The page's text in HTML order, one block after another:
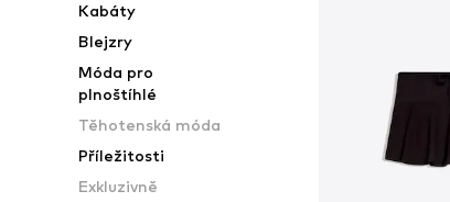
Kabáty
Blejzry
Móda pro
plnoštíhlé
Těhotenská móda
Příležitosti
Exkluzivně